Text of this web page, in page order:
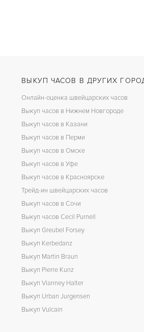
ВЫКУП ЧАСОВ В ДРУГИХ
Онлайн-оценка швейцарских часов
Выкуп часов в Нижнем Новгороде
Выкуп часов в Казани
Выкуп часов в Перми
Выкуп часов в Омске
Выкуп часов в Уфе
Выкуп часов в Красноярске
Трейд-ин швейцарских часов
Выкуп часов в Сочи
Выкуп часов Cecil Purnell
Выкуп Greubel Forsey
Выкуп Kerbedanz
Выкуп Martin Braun
Выкуп Pierre Kunz
Выкуп Vianney Halter
Выкуп Urban Jurgensen
Выкуп Vulcain